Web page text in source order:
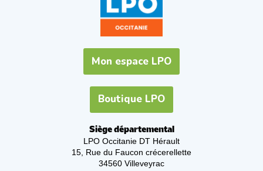
Mon espace LPO
Boutique LPO
Siège départemental
LPO Occitanie DT Hérault
15, Rue du Faucon crécerellette
34560 Villeveyrac